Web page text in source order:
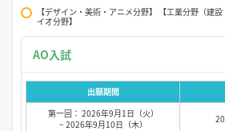
【デザイン・美術・アニメ分野】 【工業分野（建
イオ分野】
出願期間
第一回： 2026年9月1日（火）
~ 2026年9月10日（木）